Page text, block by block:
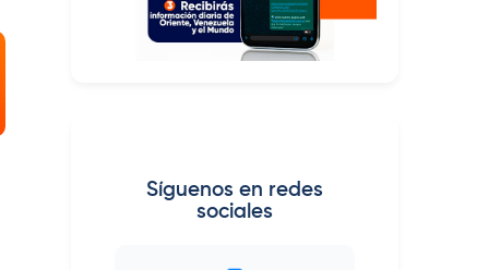
Síguenos en redes
sociales